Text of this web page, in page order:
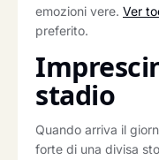
emozioni vere. Ver
preferito.
stadio
Quando arriva il
forte di una divisa